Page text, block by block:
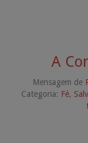
A
Mensagem de
Categoria: Fé,